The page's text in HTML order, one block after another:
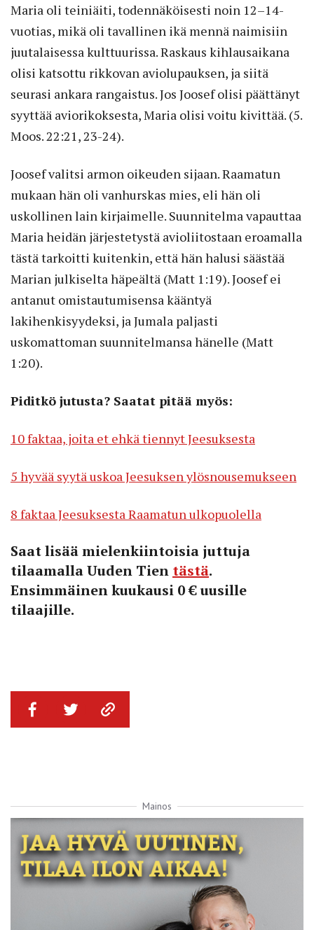
Maria oli teiniäiti, todennäköisesti noin 12–14-
vuotias, mikä oli tavallinen ikä mennä naimisiin
juutalaisessa kulttuurissa. Raskaus kihlausaikana
olisi katsottu rikkovan aviolupauksen, ja siitä
seurasi ankara rangaistus. Jos Joosef olisi päättänyt
syyttää aviorikoksesta, Maria olisi voitu kivittää. (5.
Moos. 22:21, 23-24).
Joosef valitsi armon oikeuden sijaan. Raamatun
mukaan hän oli vanhurskas mies, eli hän oli
uskollinen lain kirjaimelle. Suunnitelma vapauttaa
Maria heidän järjestetystä avioliitostaan eroamalla
tästä tarkoitti kuitenkin, että hän halusi säästää
Marian julkiselta häpeältä (Matt 1:19). Joosef ei
antanut omistautumisensa kääntyä
lakihenkisyydeksi, ja Jumala paljasti
uskomattoman suunnitelmansa hänelle (Matt
1:20).
Piditkö jutusta? Saatat pitää myös:
10 faktaa, joita et ehkä tiennyt Jeesuksesta
5 hyvää syytä uskoa Jeesuksen ylösnousemukseen
8 faktaa Jeesuksesta Raamatun ulkopuolella
Saat lisää mielenkiintoisia juttuja
tilaamalla Uuden Tien tästä.
Ensimmäinen kuukausi 0 € uusille
tilaajille.
Mainos